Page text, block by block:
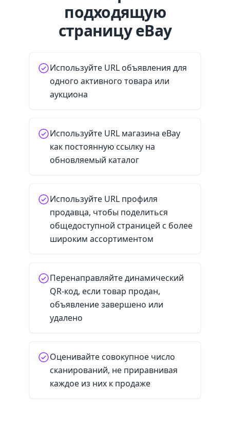
подходящую
страницу eBay
Используйте URL объявления для
одного активного товара или
аукциона
Используйте URL магазина eBay
как постоянную ссылку на
обновляемый каталог
Используйте URL профиля
продавца, чтобы поделиться
общедоступной страницей с более
широким ассортиментом
Перенаправляйте динамический
QR-код, если товар продан,
объявление завершено или
удалено
Оценивайте совокупное число
сканирований, не приравнивая
каждое из них к продаже